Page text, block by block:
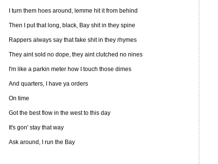
I turn them hoes around, lemme hit it from behind
Then I put that long, black, Bay shit in they spine
Rappers always say that fake shit in they rhymes
They aint sold no dope, they aint clutched no nines
I'm like a parkin meter how I touch those dimes
And quarters, I have ya orders
On time
Got the best flow in the west to this day
It's gon' stay that way
Ask around, I run the Bay